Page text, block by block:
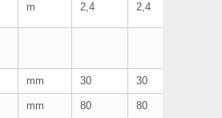
m 2,4 2,4
mm 30 30
mm 80 80